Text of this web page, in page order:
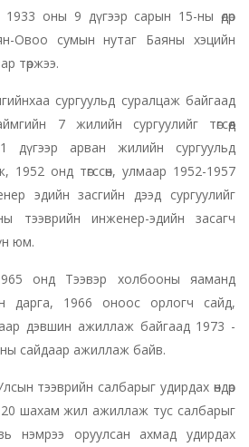
оны 9 дүгээр сарын 15-ны өдөр
Овоо сумын нутаг Баяны хэцийн
төржээ.
сургуульд суралцаж байгаад
7 жилийн сургуулийг төгсөөд
дүгээр арван жилийн сургуульд
1952 онд төгссөн, улмаар 1952-1957
эдийн засгийн дээд сургуулийг
тээврийн инженер-эдийн засагч
юм.
онд Тээвэр холбооны яаманд
дарга, 1966 оноос орлогч сайд,
дэвшин ажиллаж байгаад 1973 -
сайдаар ажиллаж байв.
тээврийн салбарыг удирдах өндөр
20 шахам жил ажиллаж тус салбарыг
нэмрээ оруулсан ахмад удирдах